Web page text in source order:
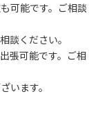
可能です。ご相談
談ください。
張可能です。ご相
います。